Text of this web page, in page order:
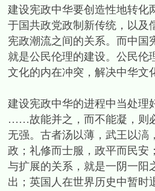
建设宪政中华要创造性地转化
于国共政党政制新传统，以及
宪政潮流之间的关系。而中国
就是公民伦理的建设。公民伦
文化的内在冲突，解决中华文
建设宪政中华的进程中当处理
……故能并之，而不能凝，则
无强。古者汤以薄，武王以滈
政；礼修而士服，政平而民安
与扩展的关系，就是一阴一阳
出；英国人在世界历史中暂时